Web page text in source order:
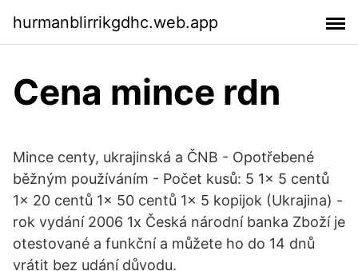
hurmanblirrikgdhc.web.app
Cena mince rdn
Mince centy, ukrajinská a ČNB - Opotřebené
běžným používáním - Počet kusů: 5 1x 5 centů
1x 20 centů 1x 50 centů 1x 5 kopijok (Ukrajina) -
rok vydání 2006 1x Česká národní banka Zboží je
otestované a funkční a můžete ho do 14 dnů
vrátit bez udání důvodu.